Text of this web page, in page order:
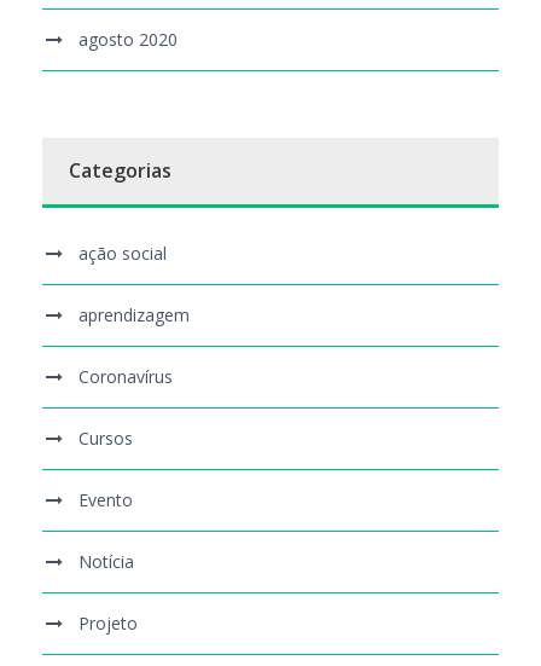
agosto 2020
Categorias
ação social
aprendizagem
Coronavírus
Cursos
Evento
Notícia
Projeto